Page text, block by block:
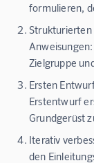
formulieren,
Zielgruppe
Ersten
Erstentwurf
Grundgerüst
Iterativ
den